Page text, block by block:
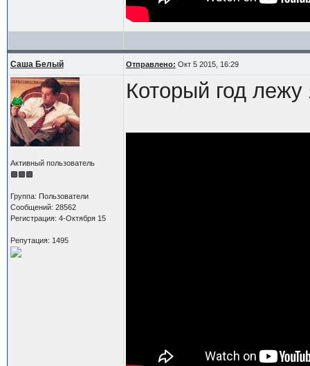
Саша Белый Отправлено: Окт 5 2015, 16:29
Активный пользователь
Группа: Пользователи
Сообщений: 28562
Регистрация: 4-Октября 15
Репутация: 1495
Который год